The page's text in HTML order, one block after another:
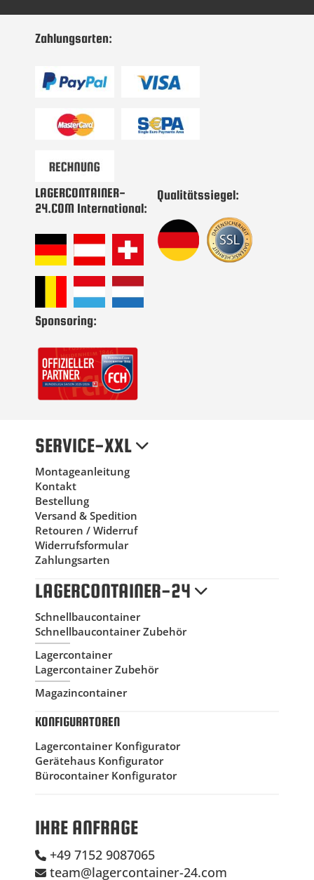
an:
Zahlungsarten:
LAGERCONTAINER-
24.COM International:
Qualitätssiegel:
Sponsoring:
SERVICE-XXL
Montageanleitung
Kontakt
Bestellung
Versand & Spedition
Retouren / Widerruf
Widerrufsformular
Zahlungsarten
LAGERCONTAINER-24
Schnellbaucontainer
Schnellbaucontainer Zubehör
Lagercontainer
Lagercontainer Zubehör
Magazincontainer
KONFIGURATOREN
Lagercontainer Konfigurator
Gerätehaus Konfigurator
Bürocontainer Konfigurator
IHRE ANFRAGE
+49 7152 9087065
team@lagercontainer-24.com